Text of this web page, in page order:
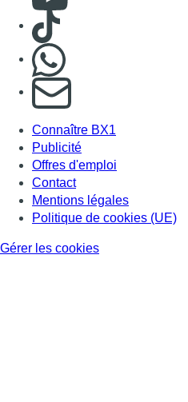
Consulter TikTok
S'abonner à notre
Connaître BX1
Publicité
Offres d'emploi
Contact
Mentions légales
Politique de cookies (UE)
Gérer les cookies